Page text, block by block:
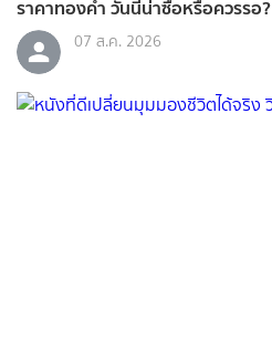
ราคาทองคํา วันนี้น่าซื้อหรือควรรอ?
07 ส.ค. 2026